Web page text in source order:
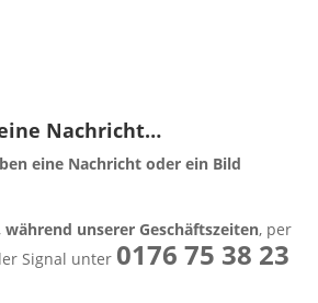
Nachricht…
eine Nachricht oder ein Bild
während unserer Geschäftszeiten, per
Signal unter 0176 75 38 23